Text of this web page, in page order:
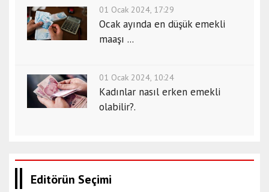
01 Ocak 2024, 17:29
Ocak ayında en düşük emekli
maaşı ...
01 Ocak 2024, 10:24
Kadınlar nasıl erken emekli
olabilir?.
Editörün Seçimi